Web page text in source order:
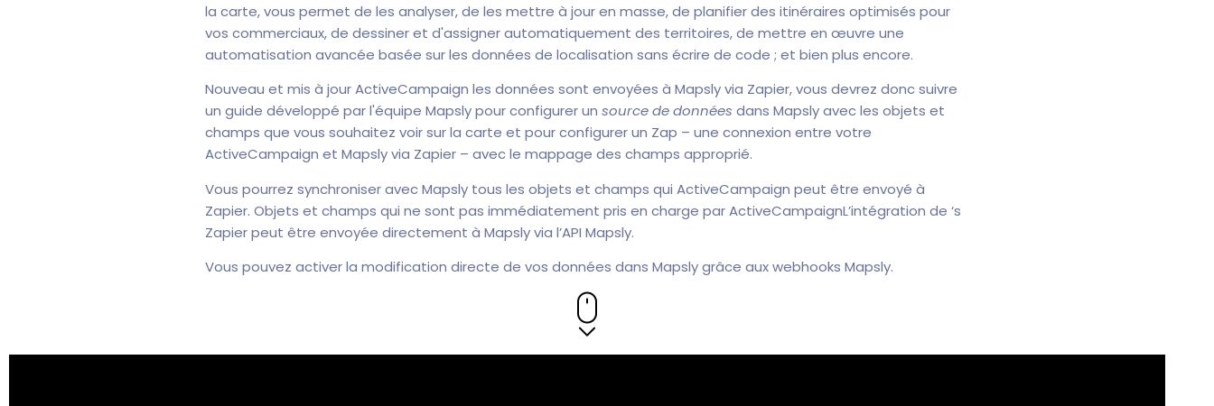
la carte, vous permet de les analyser, de les mettre à jour en masse, de planifier des itinéraires optimisés pour
vos commerciaux, de dessiner et d'assigner automatiquement des territoires, de mettre en œuvre une
automatisation avancée basée sur les données de localisation sans écrire de code ; et bien plus encore.
Nouveau et mis à jour ActiveCampaign les données sont envoyées à Mapsly via Zapier, vous devrez donc suivre
un guide développé par l'équipe Mapsly pour configurer un source de données dans Mapsly avec les objets et
champs que vous souhaitez voir sur la carte et pour configurer un Zap – une connexion entre votre
ActiveCampaign et Mapsly via Zapier – avec le mappage des champs approprié.
Vous pourrez synchroniser avec Mapsly tous les objets et champs qui ActiveCampaign peut être envoyé à
Zapier. Objets et champs qui ne sont pas immédiatement pris en charge par ActiveCampaignL’intégration de ‘s
Zapier peut être envoyée directement à Mapsly via l’API Mapsly.
Vous pouvez activer la modification directe de vos données dans Mapsly grâce aux webhooks Mapsly.